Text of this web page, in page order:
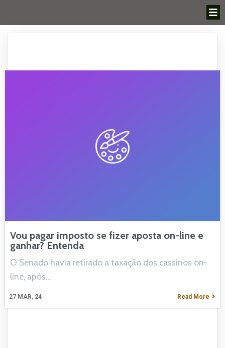
Vou pagar imposto se fizer aposta on-line e
ganhar? Entenda
27 MAR, 24
O Senado havia retirado a taxação dos cassinos on-
line, após…
Read More